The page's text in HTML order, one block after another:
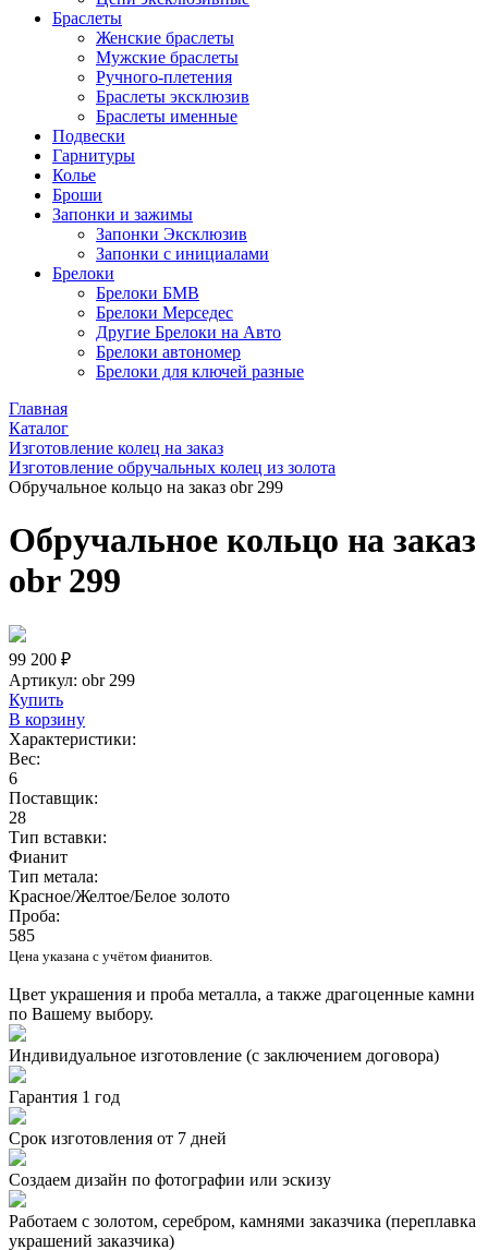
Браслеты
Женские браслеты
Мужские браслеты
Ручного-плетения
Браслеты эксклюзив
Браслеты именные
Подвески
Гарнитуры
Колье
Броши
Запонки и зажимы
Запонки Эксклюзив
Запонки с инициалами
Брелоки
Брелоки БМВ
Брелоки Мерседес
Другие Брелоки на Авто
Брелоки автономер
Брелоки для ключей разные
Главная
Каталог
Изготовление колец на заказ
Изготовление обручальных колец из золота
Обручальное кольцо на заказ obr 299
Обручальное кольцо на заказ
obr 299
99 200 ₽
Артикул: obr 299
Купить
В корзину
Характеристики:
Вес:
6
Поставщик:
28
Тип вставки:
Фианит
Тип метала:
Красное/Желтое/Белое золото
Проба:
585
Цена указана с учётом фианитов.
Цвет украшения и проба металла, а также драгоценные камни
по Вашему выбору.
Индивидуальное изготовление (с заключением договора)
Гарантия 1 год
Срок изготовления от 7 дней
Создаем дизайн по фотографии или эскизу
Работаем с золотом, серебром, камнями заказчика (переплавка
украшений заказчика)